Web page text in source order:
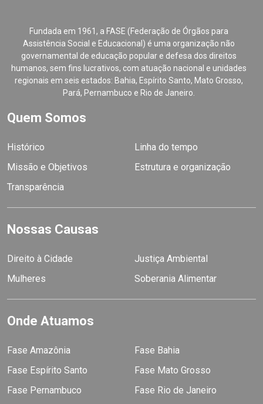
Fundada em 1961, a FASE (Federação de Órgãos para
Assistência Social e Educacional) é uma organização não
governamental de educação popular e defesa dos direitos
humanos, sem fins lucrativos, com atuação nacional e unidades
regionais em seis estados: Bahia, Espírito Santo, Mato Grosso,
Pará, Pernambuco e Rio de Janeiro.
Quem Somos
Histórico
Linha do tempo
Missão e Objetivos
Estrutura e organização
Transparência
Nossas Causas
Direito à Cidade
Justiça Ambiental
Mulheres
Soberania Alimentar
Onde Atuamos
Fase Amazônia
Fase Bahia
Fase Espírito Santo
Fase Mato Grosso
Fase Pernambuco
Fase Rio de Janeiro